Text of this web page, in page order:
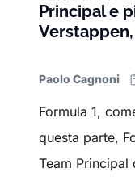
Principal e
Paolo Cagnoni
Formula 1,
questa parte,
Team Principal